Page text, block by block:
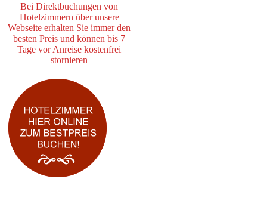
Bei Direktbuchungen von
Hotelzimmern über unsere
Webseite erhalten Sie immer den
besten Preis und können bis 7
Tage vor Anreise kostenfrei
stornieren